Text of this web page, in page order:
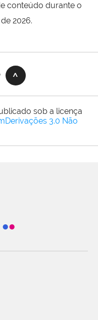
conteúdo durante o
2026.
sob a licença
3.0 Não